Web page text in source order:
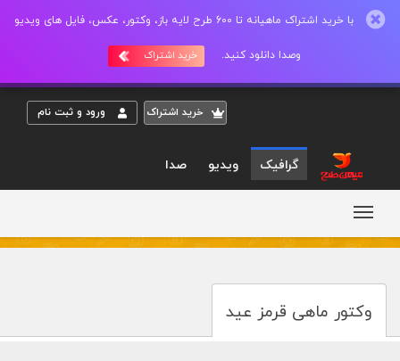
با خرید اشتراک ماهیانه تا 600 طرح لایه باز، وکتور، عکس، فایل های ویدیو
وصدا دانلود کنید. خرید اشتراک
خريد اشتراک ورود و ثبت نام
گرافیک ویدیو صدا
وکتور ماهی قرمز عید